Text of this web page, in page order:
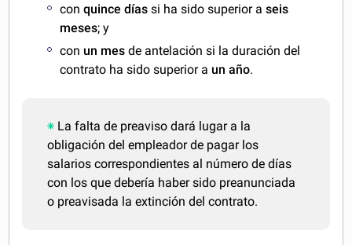
conquince días si ha sido superior aseis
meses; y
con un mes de antelación si la duración del
contrato ha sido superior a un año.
La falta de preaviso dará lugar a la
obligación del empleador de pagar los
salarios correspondientes al número de días
con los que debería haber sido preanunciada
o preavisada la extinción del contrato.